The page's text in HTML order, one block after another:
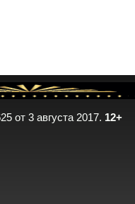
от 3 августа 2017. 12+